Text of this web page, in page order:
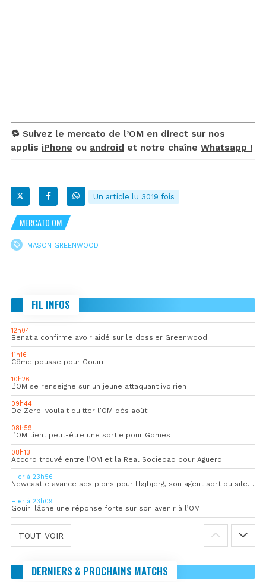
🔁 Suivez le mercato de l’OM en direct sur nos
applis iPhone ou android et notre chaîne Whatsapp !
Un article lu 3019 fois
MERCATO OM
MASON GREENWOOD
FIL INFOS
12h04
Benatia confirme avoir aidé sur le dossier Greenwood
11h16
Côme pousse pour Gouiri
10h26
L’OM se renseigne sur un jeune attaquant ivoirien
09h44
De Zerbi voulait quitter l’OM dès août
08h59
L’OM tient peut-être une sortie pour Gomes
08h13
Accord trouvé entre l’OM et la Real Sociedad pour Aguerd
Hier à 23h56
Newcastle avance ses pions pour Højbjerg, son agent sort du silence
Hier à 23h09
Gouiri lâche une réponse forte sur son avenir à l’OM
TOUT VOIR
DERNIERS & PROCHAINS MATCHS